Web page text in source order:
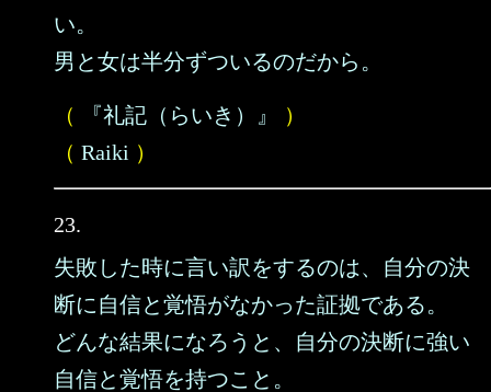
い。
男と女は半分ずついるのだから。
（ 『礼記（らいき）』
）
（ Raiki ）
23.
失敗した時に言い訳をするのは、自分の決
断に自信と覚悟がなかった証拠である。
どんな結果になろうと、自分の決断に強い
自信と覚悟を持つこと。